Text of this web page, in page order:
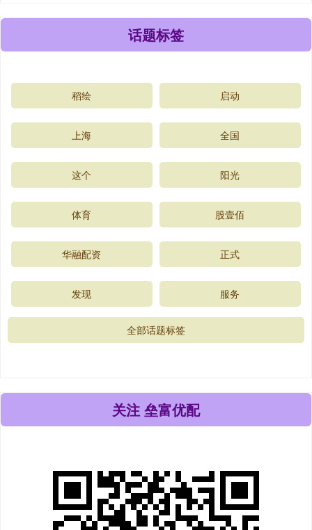
话题标签
稻绘 启动
上海 全国
这个 阳光
体育 股壹佰
华融配资 正式
发现 服务
全部话题标签
关注 垒富优配